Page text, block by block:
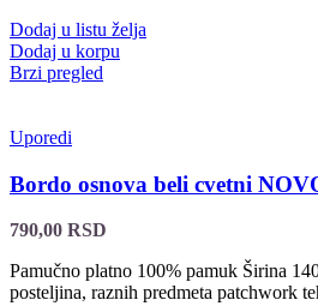
Dodaj u listu želja
Dodaj u korpu
Brzi pregled
Uporedi
Bordo osnova beli cvetni
790,00 RSD
Pamučno platno 100% pamuk Širina
posteljina, raznih predmeta patchwork